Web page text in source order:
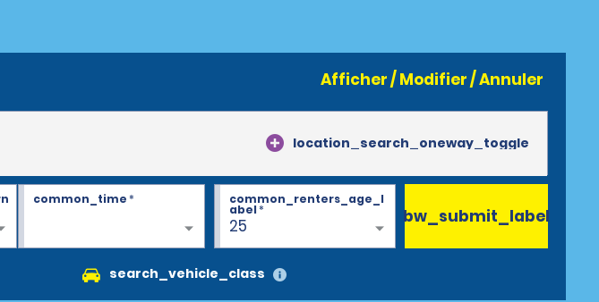
Afficher / Modifier / Annuler
location_search_oneway_toggle
common_time*
25
common_renters_age_l
abel*
search_vehicle_class
bw_submit_label